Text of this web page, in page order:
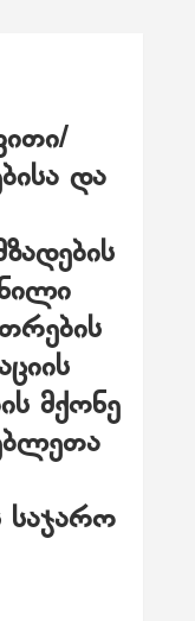
და
მქონე
საჯარო